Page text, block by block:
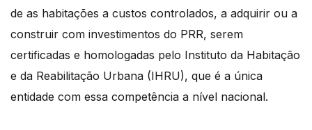
de as habitações a custos controlados, a adquirir ou a
construir com investimentos do PRR, serem
certificadas e homologadas pelo Instituto da Habitação
e da Reabilitação Urbana (IHRU), que é a única
entidade com essa competência a nível nacional.